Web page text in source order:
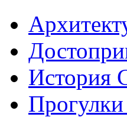
История